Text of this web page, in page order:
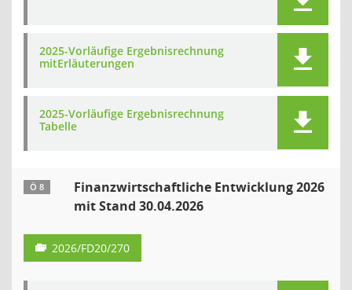
2025-Vorläufige Ergebnisrechnung
mitErläuterungen
2025-Vorläufige Ergebnisrechnung
Tabelle
Ö 8
Finanzwirtschaftliche Entwicklung 2026
mit Stand 30.04.2026
2026/FD20/270